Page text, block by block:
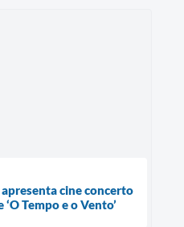
cine concerto
Tempo e o Vento’